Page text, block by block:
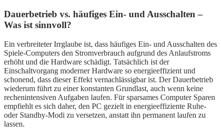
Dauerbetrieb vs. häufiges Ein- und Ausschalten –
Was ist sinnvoll?
Ein verbreiteter Irrglaube ist, dass häufiges Ein- und Ausschalten des
Spiele-Computers den Stromverbrauch aufgrund des Anlaufstroms
erhöht und die Hardware schädigt. Tatsächlich ist der
Einschaltvorgang moderner Hardware so energieeffizient und
schonend, dass dieser Effekt vernachlässigbar ist. Der Dauerbetrieb
wiederum führt zu einer konstanten Grundlast, auch wenn keine
rechenintensiven Aufgaben laufen. Für sparsames Computer Sparen
empfiehlt es sich daher, den PC gezielt in energieeffiziente Ruhe-
oder Standby-Modi zu versetzen, anstatt ihn permanent laufen zu
lassen.